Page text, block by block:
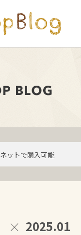
ネットで購入可能
2025.01